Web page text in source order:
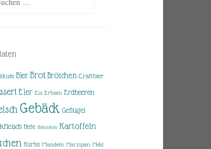
Bier Brot Brötchen Craftbier
Eier Eis Erbsen Erdbeeren
Gebäck Geflügel
Hefe Hähnchen Kartoffeln
Kürbis Mandeln Marzipan Mehl